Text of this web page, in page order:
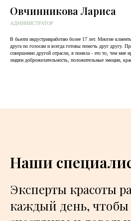
Овчинникова Лариса
АДМИНИСТРАТОР
В бьюти индустрииработаю более 17 лет. Многие
друга по голосам и всегда готовы помочь друг другу.
совершенно другой отрасли, я поняла - это то, чем мне
людям доброжелательность, положительные эмоции,
Наши
Эксперты красоты
каждый день,